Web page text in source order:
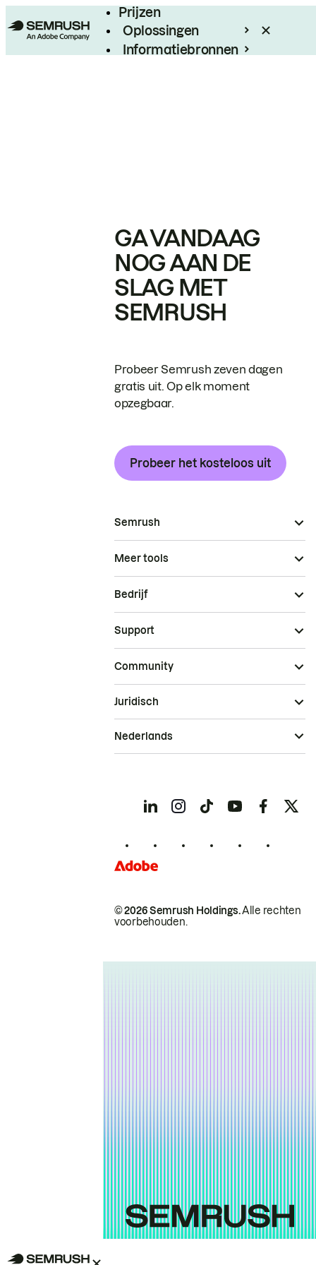
Prijzen
Oplossingen
Informatiebronnen
GA VANDAAG
NOG AAN DE
SLAG MET
SEMRUSH
Probeer Semrush zeven dagen
gratis uit. Op elk moment
opzegbaar.
Probeer het kosteloos uit
Semrush
Meer tools
Bedrijf
Support
Community
© 2026 Semrush Holdings.Alle rechten
voorbehouden.
Juridisch
Nederlands